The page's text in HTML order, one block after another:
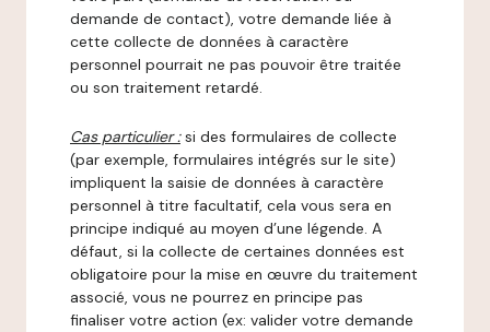
demande de contact), votre demande liée à
cette collecte de données à caractère
personnel pourrait ne pas pouvoir être traitée
ou son traitement retardé.
Cas particulier : si des formulaires de collecte
(par exemple, formulaires intégrés sur le site)
impliquent la saisie de données à caractère
personnel à titre facultatif, cela vous sera en
principe indiqué au moyen d’une légende. A
défaut, si la collecte de certaines données est
obligatoire pour la mise en œuvre du traitement
associé, vous ne pourrez en principe pas
finaliser votre action (ex: valider votre demande